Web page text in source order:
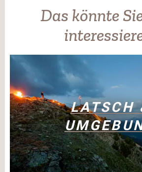
Das könnte
LATSCH